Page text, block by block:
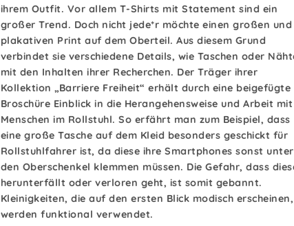
ihrem Outfit. Vor allem T-Shirts mit Statement sind ein
großer Trend. Doch nicht jede*r möchte einen großen und
plakativen Print auf dem Oberteil. Aus diesem Grund
verbindet sie verschiedene Details, wie Taschen oder
mit den Inhalten ihrer Recherchen. Der Träger ihrer
Kollektion „Barriere Freiheit“ erhält durch eine beigefügte
Broschüre Einblick in die Herangehensweise und Arbeit mit
Menschen im Rollstuhl. So erfährt man zum Beispiel, dass
eine große Tasche auf dem Kleid besonders geschickt für
Rollstuhlfahrer ist, da diese ihre Smartphones sonst unter
den Oberschenkel klemmen müssen. Die Gefahr, dass
herunterfällt oder verloren geht, ist somit gebannt.
Kleinigkeiten, die auf den ersten Blick modisch erscheinen,
werden funktional verwendet.